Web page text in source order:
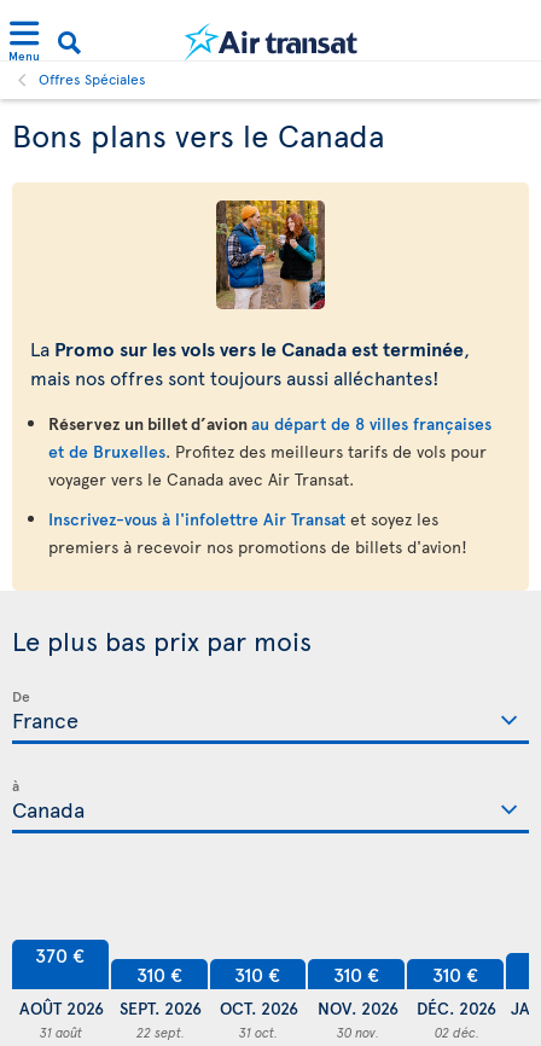
Menu
Offres Spéciales
Bons plans vers le Canada
La Promo sur les vols vers le Canada est terminée,
mais nos offres sont toujours aussi alléchantes!
Réservez un billet d’avionau départ de 8 villes françaises
et de Bruxelles. Profitez des meilleurs tarifs de vols pour
voyager vers le Canada avec Air Transat.
Inscrivez-vous à l'infolettre Air Transat et soyez les
premiers à recevoir nos promotions de billets d'avion!
Le plus bas prix par mois
De
à
370 €
AOÛT 2026
31 août
310 €
SEPT. 2026
22 sept.
310 €
OCT. 2026
31 oct.
310 €
NOV. 2026
30 nov.
310 €
DÉC. 2026
02 déc.